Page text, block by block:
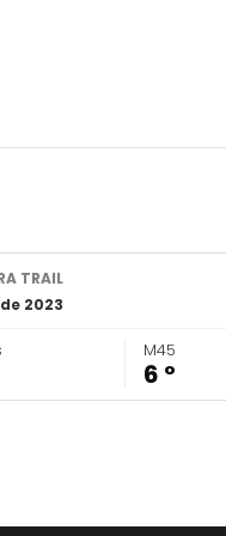
TRAIL
2023
M45
6 º